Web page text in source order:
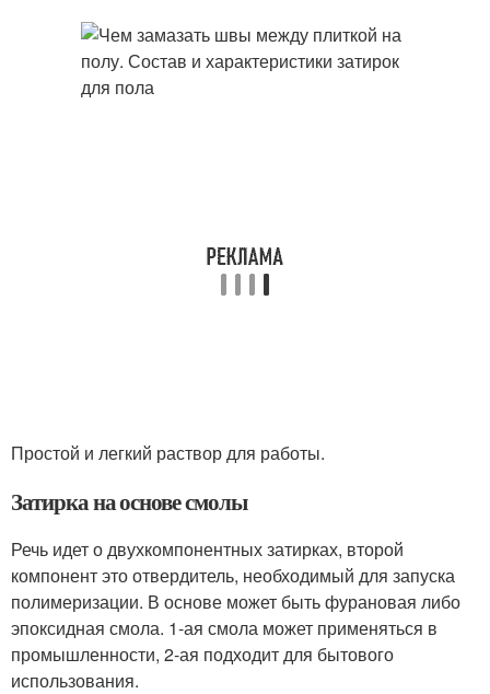
Простой и легкий раствор для работы.
Затирка на основе смолы
Речь идет о двухкомпонентных затирках, второй
компонент это отвердитель, необходимый для запуска
полимеризации. В основе может быть фурановая либо
эпоксидная смола. 1-ая смола может применяться в
промышленности, 2-ая подходит для бытового
использования.